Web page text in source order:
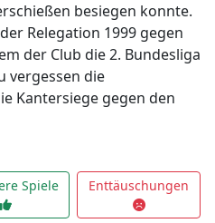
besiegen konnte.
Relegation 1999 gegen
der Club die 2. Bundesliga
vergessen die
Kantersiege gegen den
Besondere Spiele